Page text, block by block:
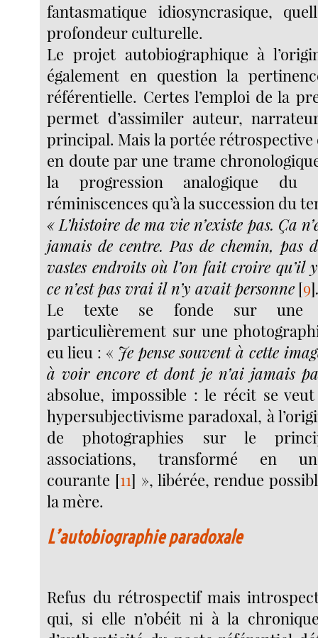
fantasmatique idiosyncrasique,
profondeur culturelle.
Le projet autobiographique à
également en question la
référentielle. Certes l’emploi de la
permet d’assimiler auteur,
principal. Mais la portée
en doute par une trame
la progression analogique du
réminiscences qu’à la succession du
« L’histoire de ma vie n’existe pas. Ça
jamais de centre. Pas de chemin, pas
vastes endroits où l’on fait croire qu’il
ce n’est pas vrai il n’y avait personne [9]
Le texte se fonde sur une
particulièrement sur une
eu lieu : « Je pense souvent à cette
à voir encore et dont je n’ai jamais
absolue, impossible : le récit se
hypersubjectivisme paradoxal, à
de photographies sur le
associations, transformé en
courante [11] », libérée, rendue
la mère.
L’autobiographie paradoxale
Refus du rétrospectif mais
qui, si elle n’obéit ni à la